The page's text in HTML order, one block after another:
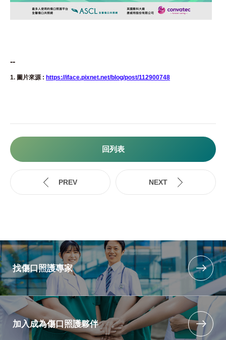
--
1. 圖片來源 : https://iface.pixnet.net/blog/post/112900748
回列表
找傷口照護專家
加入成為傷口照護夥伴